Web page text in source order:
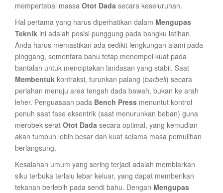
mempertebal massa Otot Dada secara keseluruhan.
Hal pertama yang harus diperhatikan dalam Mengupas
Teknik ini adalah posisi punggung pada bangku latihan.
Anda harus memastikan ada sedikit lengkungan alami pada
pinggang, sementara bahu tetap menempel kuat pada
bantalan untuk menciptakan landasan yang stabil. Saat
Membentuk kontraksi, turunkan palang (barbell) secara
perlahan menuju area tengah dada bawah, bukan ke arah
leher. Penguasaan pada Bench Press menuntut kontrol
penuh saat fase eksentrik (saat menurunkan beban) guna
merobek serat Otot Dada secara optimal, yang kemudian
akan tumbuh lebih besar dan kuat selama masa pemulihan
berlangsung.
Kesalahan umum yang sering terjadi adalah membiarkan
siku terbuka terlalu lebar keluar, yang dapat memberikan
tekanan berlebih pada sendi bahu. Dengan Mengupas